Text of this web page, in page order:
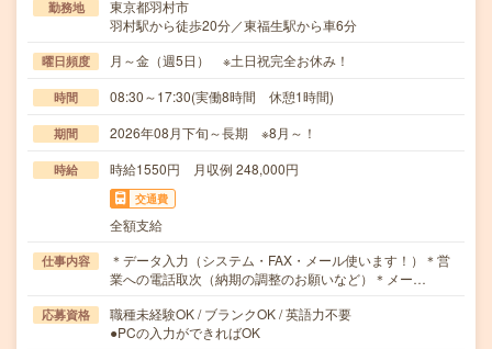
勤務地
東京都羽村市
羽村駅から徒歩20分／東福生駅から車6分
曜日頻度 月～金（週5日） ※土日祝完全お休み！
時間 08:30～17:30(実働8時間 休憩1時間)
期間 2026年08月下旬～長期 ※8月～！
時給 時給1550円 月収例 248,000円
交通費
全額支給
仕事内容
＊データ入力（システム・FAX・メール使います！）＊営
業への電話取次（納期の調整のお願いなど）＊メー…
応募資格
職種未経験OK / ブランクOK / 英語力不要
●PCの入力ができればOK